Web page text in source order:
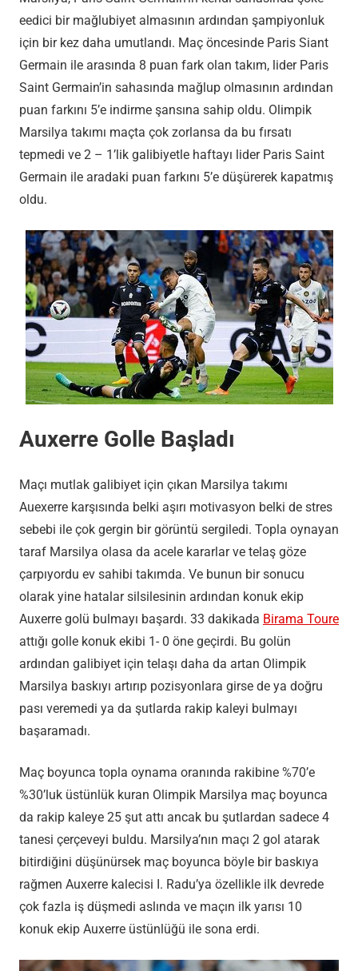
eedici bir mağlubiyet almasının ardından şampiyonluk
için bir kez daha umutlandı. Maç öncesinde Paris Siant
Germain ile arasında 8 puan fark olan takım, lider Paris
Saint Germain’in sahasında mağlup olmasının ardından
puan farkını 5’e indirme şansına sahip oldu. Olimpik
Marsilya takımı maçta çok zorlansa da bu fırsatı
tepmedi ve 2 – 1’lik galibiyetle haftayı lider Paris Saint
Germain ile aradaki puan farkını 5’e düşürerek kapatmış
oldu.
Auxerre Golle Başladı
Maçı mutlak galibiyet için çıkan Marsilya takımı
Auexerre karşısında belki aşırı motivasyon belki de stres
sebebi ile çok gergin bir görüntü sergiledi. Topla oynayan
taraf Marsilya olasa da acele kararlar ve telaş göze
çarpıyordu ev sahibi takımda. Ve bunun bir sonucu
olarak yine hatalar silsilesinin ardından konuk ekip
Auxerre golü bulmayı başardı. 33 dakikada Birama Toure
attığı golle konuk ekibi 1- 0 öne geçirdi. Bu golün
ardından galibiyet için telaşı daha da artan Olimpik
Marsilya baskıyı artırıp pozisyonlara girse de ya doğru
pası veremedi ya da şutlarda rakip kaleyi bulmayı
başaramadı.
Maç boyunca topla oynama oranında rakibine %70’e
%30’luk üstünlük kuran Olimpik Marsilya maç boyunca
da rakip kaleye 25 şut attı ancak bu şutlardan sadece 4
tanesi çerçeveyi buldu. Marsilya’nın maçı 2 gol atarak
bitirdiğini düşünürsek maç boyunca böyle bir baskıya
rağmen Auxerre kalecisi I. Radu’ya özellikle ilk devrede
çok fazla iş düşmedi aslında ve maçın ilk yarısı 10
konuk ekip Auxerre üstünlüğü ile sona erdi.